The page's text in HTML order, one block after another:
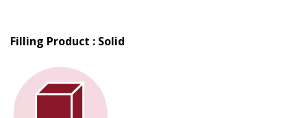
Filling Product : Solid